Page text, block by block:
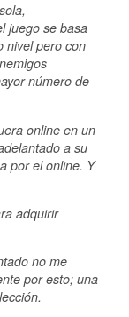
juego se basa
nivel pero con
número de
online en un
a su
por el online. Y
adquirir
no me
por esto; una